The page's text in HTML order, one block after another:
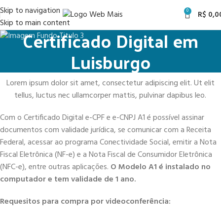
Skip to navigation
Skip to main content
0 R$
Certificado Digital em
Luisburgo
Lorem ipsum dolor sit amet, consectetur adipiscing elit. Ut elit
tellus, luctus nec ullamcorper mattis, pulvinar dapibus leo.
Com o Certificado Digital e-CPF e e-CNPJ A1 é possível assinar
documentos com validade jurídica, se comunicar com a Receita
Federal, acessar ao programa Conectividade Social, emitir a Nota
Fiscal Eletrônica (NF-e) e a Nota Fiscal de Consumidor Eletrônica
(NFC-e), entre outras aplicações. O Modelo A1 é instalado no
computador e tem validade de 1 ano.
Requesitos para compra por videoconferência: